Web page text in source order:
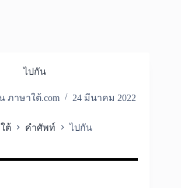
ไปกัน
ภาษาใต้.com 24 มีนาคม 2022
ต้ คำศัพท์ ไปกัน